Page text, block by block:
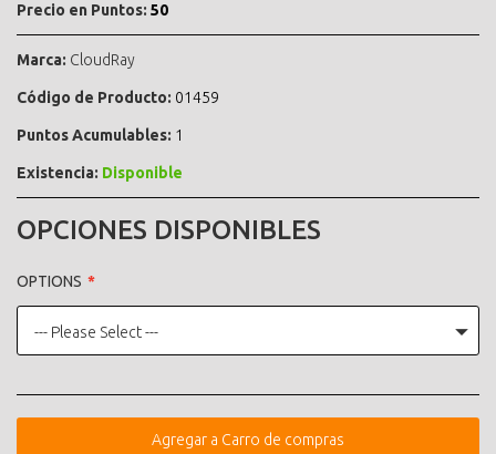
Precio en Puntos: 50
Marca: CloudRay
Código de Producto: 01459
Puntos Acumulables: 1
Existencia: Disponible
OPCIONES DISPONIBLES
OPTIONS
--- Please Select ---
Agregar a Carro de compras